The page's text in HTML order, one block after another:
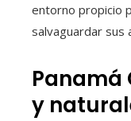
entorno propicio
salvaguardar sus
Panamá
y